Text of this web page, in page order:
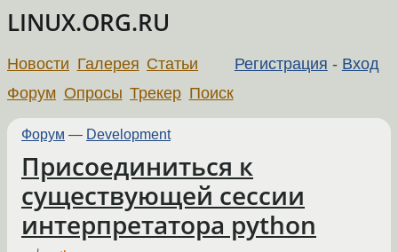
LINUX.ORG.RU
Регистрация - Вход
Новости Галерея Статьи
Форум Опросы Трекер Поиск
Форум — Development
Присоединиться к
существующей сессии
интерпретатора python